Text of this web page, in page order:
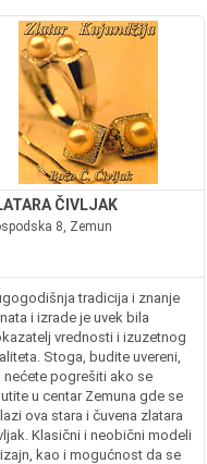
ČIVLJAK
8, Zemun
tradicija i znanje
i izrade je uvek bila
vrednosti i izuzetnog
Stoga, budite uvereni,
nećete pogrešiti ako se
u centar Zemuna gde se
ova stara i čuvena zlatara
Klasični i neobični modeli
kao i mogućnost da se